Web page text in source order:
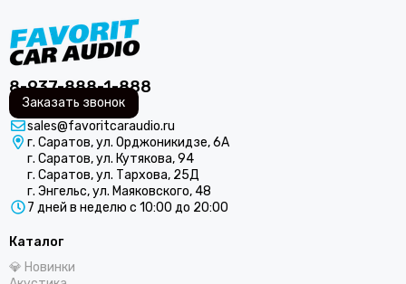
Audio nova
ACV
Audison
AURA
Avatar
Alligator
AMP by A. Vakhtin
AZ-13 SPL Power
Axton
Best Balance
8-937-888-1-888
Заказать звонок
sales@favoritcaraudio.ru
г. Саратов, ул. Орджоникидзе, 6А
г. Саратов, ул. Кутякова, 94
г. Саратов, ул. Тархова, 25Д
г. Энгельс, ул. Маяковского, 48
7 дней в неделю с 10:00 до 20:00
Каталог
💎 Новинки